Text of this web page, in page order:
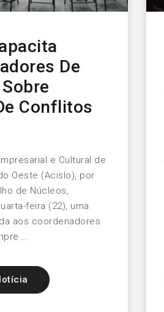
De
Conflitos
e Cultural de
Oeste (Acislo), por
de Núcleos,
feira (22), uma
aos coordenadores
...